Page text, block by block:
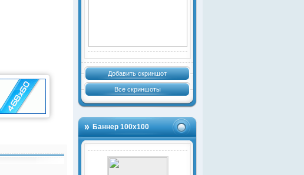
Добавить скриншот
Все скриншоты
Баннер 100х100